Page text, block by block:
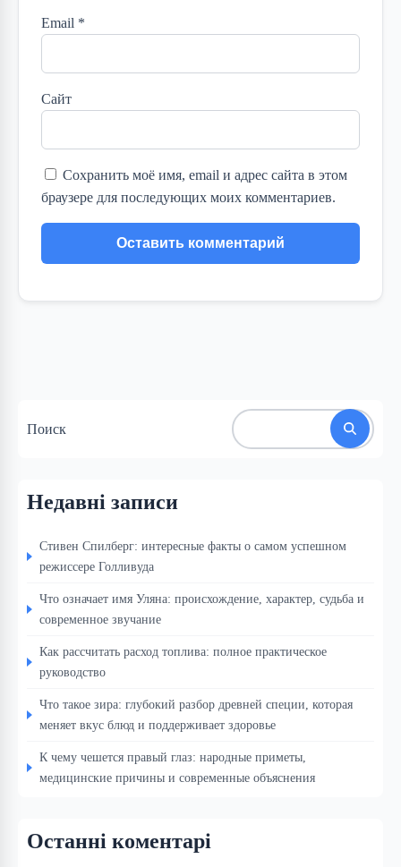
Email *
Сайт
Сохранить моё имя, email и адрес сайта в этом
браузере для последующих моих комментариев.
Поиск
Недавні записи
Стивен Спилберг: интересные факты о самом успешном
режиссере Голливуда
Что означает имя Уляна: происхождение, характер, судьба и
современное звучание
Как рассчитать расход топлива: полное практическое
руководство
Что такое зира: глубокий разбор древней специи, которая
меняет вкус блюд и поддерживает здоровье
К чему чешется правый глаз: народные приметы,
медицинские причины и современные объяснения
Останні коментарі